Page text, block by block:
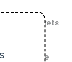
sur vos tickets
mot de